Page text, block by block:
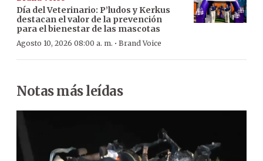
Día del Veterinario: P’ludos y Kerkus
destacan el valor de la prevención
para el bienestar de las mascotas
Agosto 10, 2026 08:00 a. m. · Brand Voice
Notas más leídas